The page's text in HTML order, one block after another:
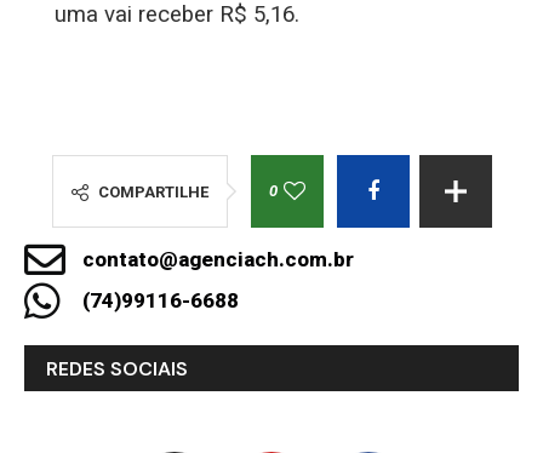
uma vai receber R$ 5,16.
COMPARTILHE 0
contato@agenciach.com.br
(74)99116-6688
REDES SOCIAIS